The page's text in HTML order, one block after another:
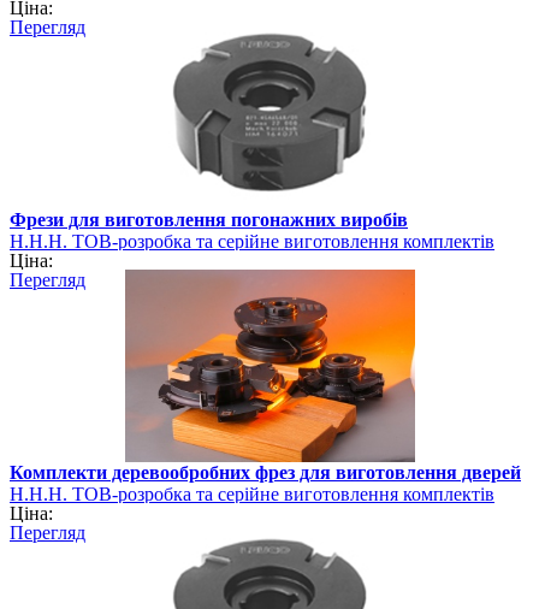
фрез
Ціна:
Перегляд
Фрези для виготовлення погонажних виробів
Н.Н.Н. ТОВ-розробка та серійне виготовлення комплектів
фрез
Ціна:
Перегляд
Комплекти деревообробних фрез для виготовлення дверей
Н.Н.Н. ТОВ-розробка та серійне виготовлення комплектів
фрез
Ціна:
Перегляд